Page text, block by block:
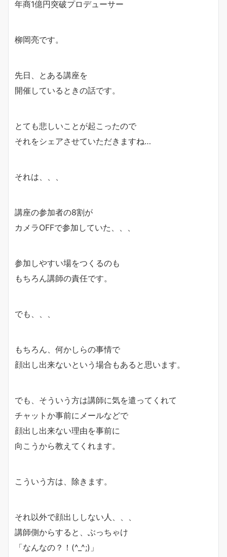
年商1億円突破プロデューサー
柳岡亮です。
先日、とある講座を
開催しているときの話です。
とても悲しいことが起こったので
それをシェアさせていただきますね…
それは、、、
講座の参加者の8割が
カメラOFFで参加していた、、、
参加しやすい場をつくるのも
もちろん講師の責任です。
でも、、、
もちろん、何かしらの事情で
顔出し出来ないという場合もあると思います。
でも、そういう方は講師に気を遣ってくれて
チャットか事前にメールなどで
顔出し出来ない理由を事前に
向こうから教えてくれます。
こういう方は、除きます。
それ以外で顔出ししない人、、、
講師側からすると、ぶっちゃけ
「なんなの？！(^_^;)」